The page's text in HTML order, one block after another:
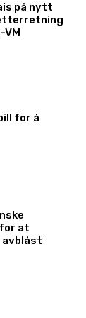
på nytt
for å
at
avblåst